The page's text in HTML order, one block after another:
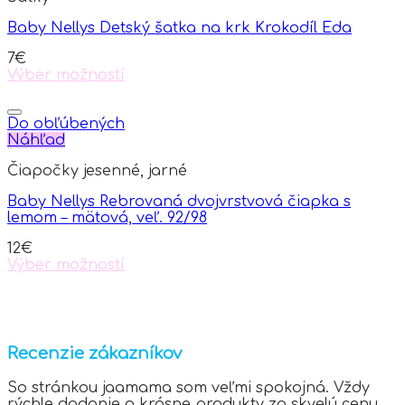
Baby Nellys Detský šatka na krk Krokodíl Eda
7€
Výber možností
product
has
multiple
The
may
be
on
the
Do obľúbených
Náhľad
Čiapočky jesenné, jarné
Baby Nellys Rebrovaná dvojvrstvová čiapka s
lemom – mätová, veľ. 92/98
12€
Výber možností
variants.
The
options
may
Recenzie zákazníkov
So stránkou jaamama som veľmi spokojná. Vždy